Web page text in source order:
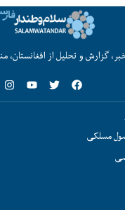
گزارش و تحلیل از افغانستان،
مسلکی